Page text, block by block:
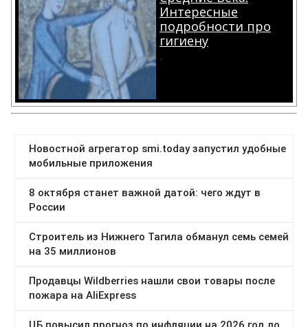
Интересные
подробности про
гигиену
.